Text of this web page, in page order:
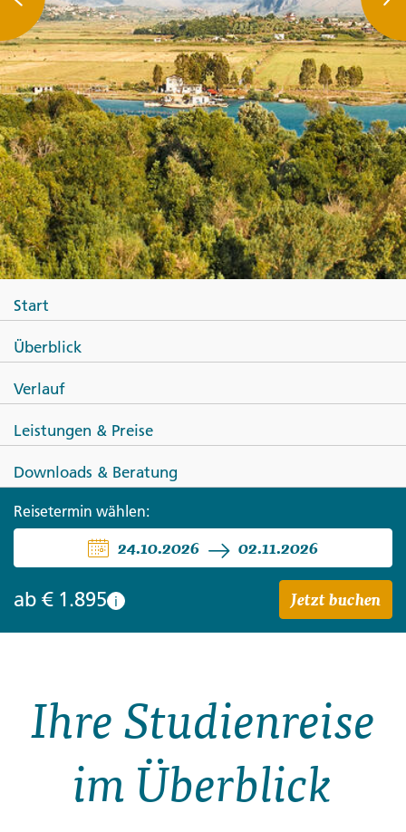
Der Reiz des unbekannten
Start
Überblick
Verlauf
Leistungen & Preise
Downloads & Beratung
Reisetermin wählen:
24.10.2026 02.11.2026
ab € 1.895 i Jetzt buchen
Ihre Studienreise
im Überblick